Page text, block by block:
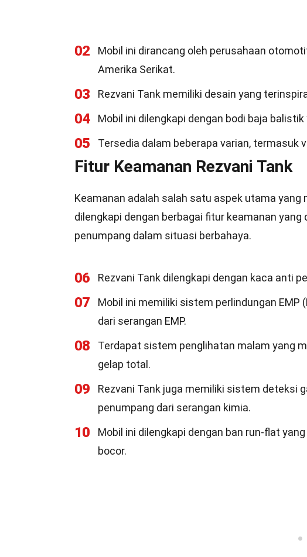
02
Mobil ini dirancang oleh perusahaan
Amerika Serikat.
03 Rezvani Tank memiliki desain yang
04 Mobil ini dilengkapi dengan bodi baja
05 Tersedia dalam beberapa varian, termasuk
Fitur Keamanan Rezvani Tank
Keamanan adalah salah satu aspek utama
dilengkapi dengan berbagai fitur keamanan
penumpang dalam situasi berbahaya.
06 Rezvani Tank dilengkapi dengan kaca anti
07
Mobil ini memiliki sistem perlindungan
dari serangan EMP.
08
Terdapat sistem penglihatan malam yang
gelap total.
09
Rezvani Tank juga memiliki sistem deteksi
penumpang dari serangan kimia.
10
Mobil ini dilengkapi dengan ban run-flat
bocor.